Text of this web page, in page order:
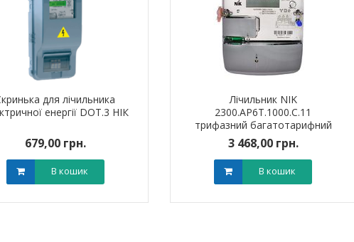
для лічильника
енергії DOT.3 НІК
679,00 грн.
В кошик
Лічильник NIK
2300.AP6T.1000.C.11
трифазний багатотарифний
3 468,00 грн.
В кошик